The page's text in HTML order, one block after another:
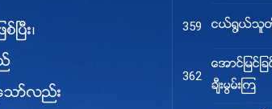
း၊
သာ္လည္း
359 ငယ္႐ြယ္သူ
362
ေအာင္ျမင္ျ
ခ်ီးမြမ္းၾက